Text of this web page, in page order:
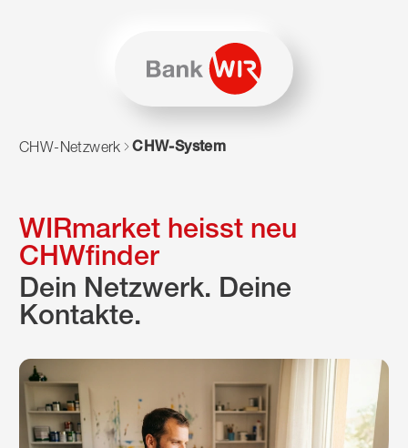
Zum Navigieren dieser Seite wird JavaScript benötigt.
CHW-Netzwerk CHW-System
WIRmarket heisst neu
CHWfinder
Dein Netzwerk. Deine
Kontakte.